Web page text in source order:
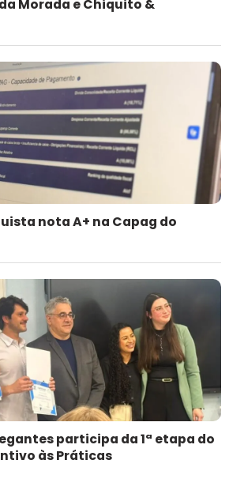
Morada e Chiquito &
nota A+ na Capag do
participa da 1ª etapa do
às Práticas